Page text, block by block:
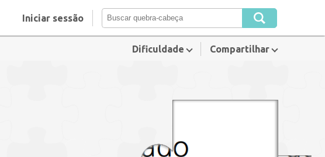
Iniciar sessão
Dificuldade Compartilhar